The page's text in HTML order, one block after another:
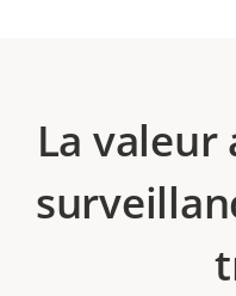
La valeur